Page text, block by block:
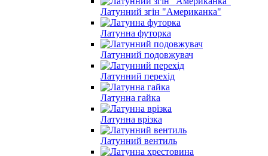
Латунний згін "Американка"
Латунна футорка
Латунний подовжувач
Латунний перехід
Латунна гайка
Латунна врізка
Латунний вентиль